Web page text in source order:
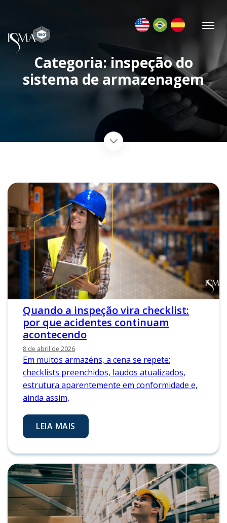
Categoria: inspeção do
sistema de armazenagem
Quando a inspeção vira checklist:
por que acidentes continuam
acontecendo
8 de abril de 2026
Em muitos armazéns, a cena se repete:
checklists preenchidos, laudos atualizados,
estrutura aparentemente em conformidade e,
ainda assim,
LEIA MAIS